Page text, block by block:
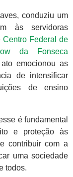
conduziu um
às servidoras
Centro Federal de
da Fonseca
emocionou as
de intensificar
de ensino
é fundamental
e proteção às
contribuir com a
uma sociedade
todos.